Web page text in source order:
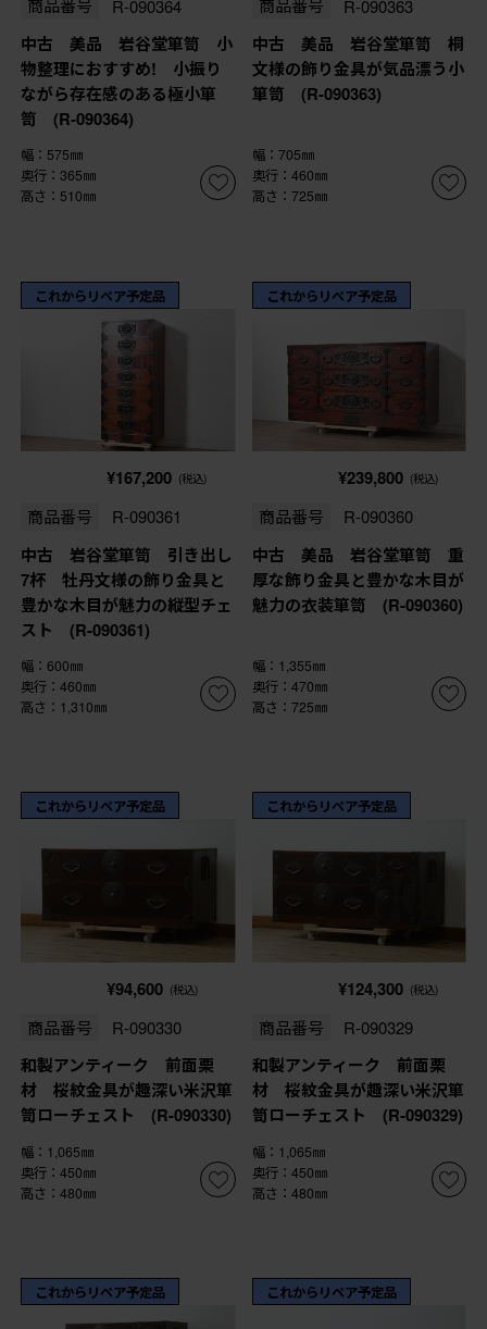
商品番号 R-090364
中古 美品 岩谷堂箪笥 小
物整理におすすめ! 小振り
ながら存在感のある極小箪
笥 (R-090364)
幅：575㎜
奥行：365㎜
高さ：510㎜
商品番号 R-090363
中古 美品 岩谷堂箪笥 桐
文様の飾り金具が気品漂う小
箪笥 (R-090363)
幅：705㎜
奥行：460㎜
高さ：725㎜
これからリペア予定品
¥167,200 (税込)
商品番号 R-090361
中古 岩谷堂箪笥 引き出し
7杯 牡丹文様の飾り金具と
豊かな木目が魅力の縦型チェ
スト (R-090361)
幅：600㎜
奥行：460㎜
高さ：1,310㎜
これからリペア予定品
¥239,800 (税込)
商品番号 R-090360
中古 美品 岩谷堂箪笥 重
厚な飾り金具と豊かな木目が
魅力の衣装箪笥 (R-090360)
幅：1,355㎜
奥行：470㎜
高さ：725㎜
これからリペア予定品
¥94,600 (税込)
商品番号 R-090330
和製アンティーク 前面栗
材 桜紋金具が趣深い米沢箪
笥ローチェスト (R-090330)
幅：1,065㎜
奥行：450㎜
高さ：480㎜
これからリペア予定品
¥124,300 (税込)
商品番号 R-090329
和製アンティーク 前面栗
材 桜紋金具が趣深い米沢箪
笥ローチェスト (R-090329)
幅：1,065㎜
奥行：450㎜
高さ：480㎜
これからリペア予定品 これからリペア予定品